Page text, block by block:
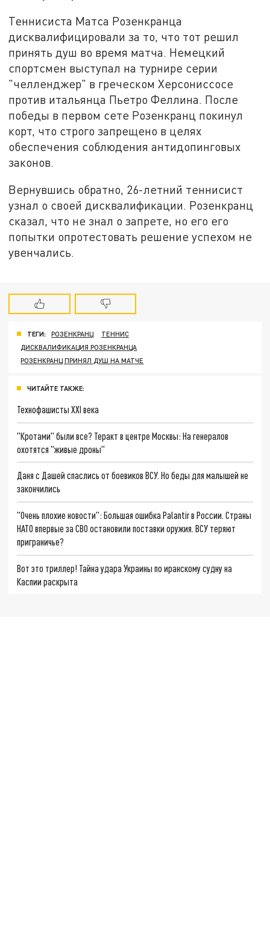
Теннисиста Матса Розенкранца
дисквалифицировали за то, что тот решил
принять душ во время матча. Немецкий
спортсмен выступал на турнире серии
"челленджер" в греческом Херсониссосе
против итальянца Пьетро Феллина. После
победы в первом сете Розенкранц покинул
корт, что строго запрещено в целях
обеспечения соблюдения антидопинговых
законов.
Вернувшись обратно, 26-летний теннисист
узнал о своей дисквалификации. Розенкранц
сказал, что не знал о запрете, но его его
попытки опротестовать решение успехом не
увенчались.
ТЕГИ: РОЗЕНКРАНЦ
ТЕННИС
ДИСКВАЛИФИКАЦИЯ РОЗЕНКРАНЦА
РОЗЕНКРАНЦ ПРИНЯЛ ДУШ НА МАТЧЕ
ЧИТАЙТЕ ТАКЖЕ:
Технофашисты XXI века
"Кротами" были все? Теракт в центре Москвы: На генералов
охотятся "живые дроны"
Даня с Дашей спаслись от боевиков ВСУ. Но беды для малышей не
закончились
"Очень плохие новости": Большая ошибка Palantir в России. Страны
НАТО впервые за СВО остановили поставки оружия. ВСУ теряют
приграничье?
Вот это триллер! Тайна удара Украины по иранскому судну на
Каспии раскрыта